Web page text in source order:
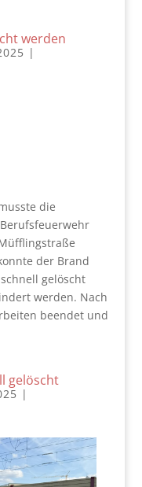
werden
|
die
der Brand
gelöscht
werden. Nach
beendet und
gelöscht
|